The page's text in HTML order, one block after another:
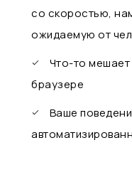
со скоростью,
ожидаемую от
Что-то
браузере
Ваше